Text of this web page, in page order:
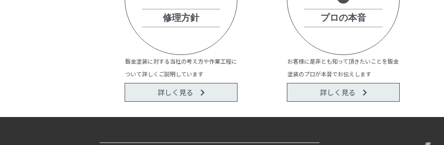
修理方針
鈑金塗装に対する当社の考え方や作業工程に
ついて詳しくご説明しています
詳しく見る
プロの本音
お客様に是非とも知って頂きたいことを鈑金
塗装のプロが本音でお伝えします
詳しく見る